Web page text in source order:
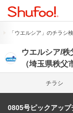
「ウエルシア」のチラシ
ウエルシア/
（埼玉県秩父
チラシ
0805号ピックアップ